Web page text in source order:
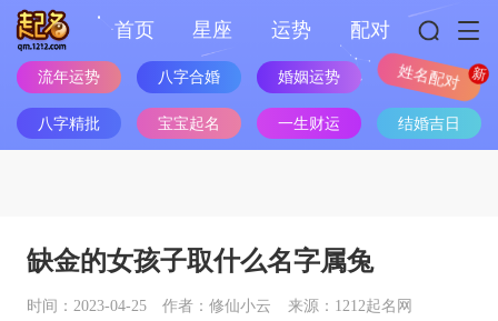
首页 星座 运势 配对
流年运势 八字合婚 婚姻运势 姓名配对
八字精批 宝宝起名 一生财运 结婚吉日
缺金的女孩子取什么名字属兔
时间：2023-04-25 作者：修仙小云 来源：1212起名网